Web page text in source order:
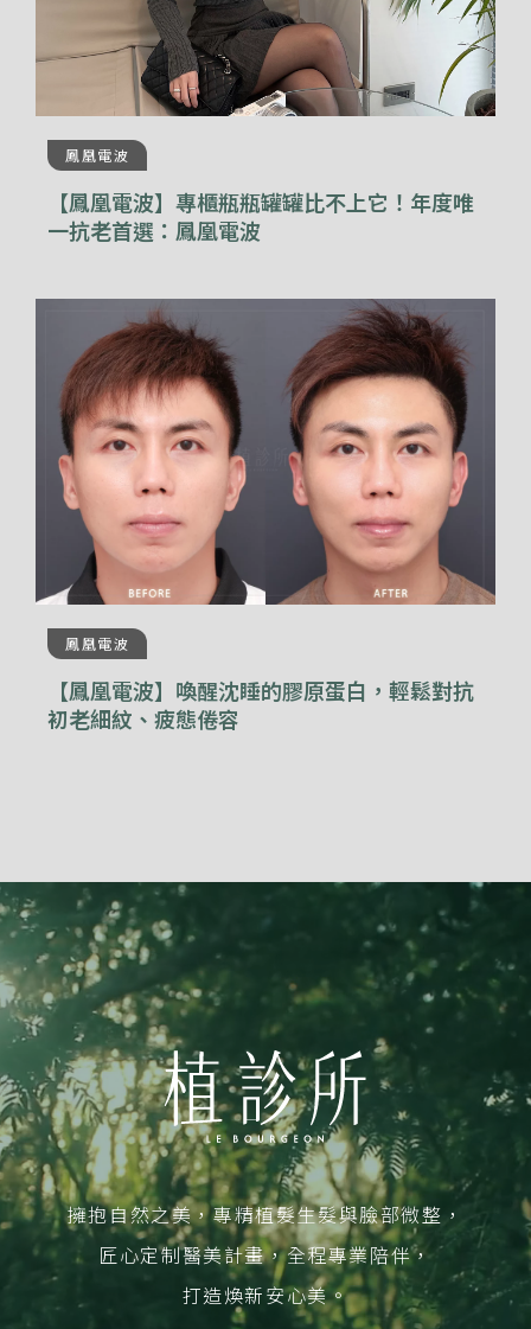
【鳳凰電波】專櫃瓶瓶罐罐比不上它！年度唯
一抗老首選：鳳凰電波
鳳凰電波
【鳳凰電波】喚醒沈睡的膠原蛋白，輕鬆對抗
初老細紋、疲態倦容
鳳凰電波
擁抱自然之美，專精植髮生髮與臉部微整，
匠心定制醫美計畫，全程專業陪伴，
打造煥新安心美。